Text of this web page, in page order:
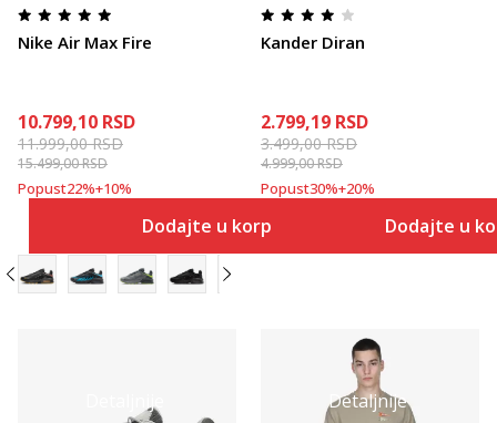
Nike Air Max Fire
10.799,10 RSD
11.999,00RSD
15.499,00RSD
Popust22%+10%
Dodajte u korpu
Kander Diran
2.799,19 RSD
3.499,00RSD
4.999,00RSD
Popust30%+20%
Dodajte u
Detaljnije
Detaljnije